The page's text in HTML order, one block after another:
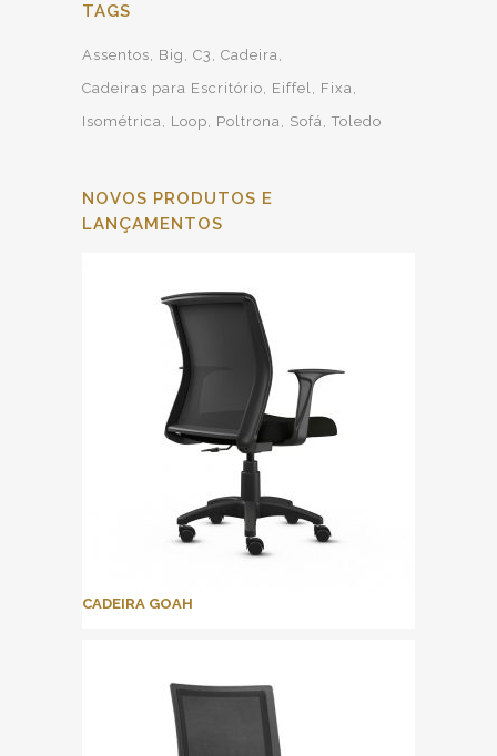
TAGS
Assentos Big C3
Cadeira
Cadeiras para Escritório
Eiffel
Fixa
Isométrica
Loop Poltrona Sofá Toledo
NOVOS PRODUTOS E
LANÇAMENTOS
CADEIRA GOAH